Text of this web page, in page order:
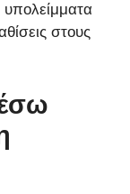
υπολείμματα
στους